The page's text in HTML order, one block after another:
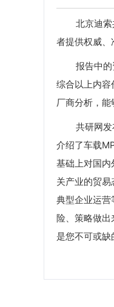
北京迪索共
者提供权威、
报告中的资
综合以上内容
厂商分析，
共研网发布
介绍了车载
基础上对国
关产业的贸
典型企业运
险、策略做
是您不可或缺